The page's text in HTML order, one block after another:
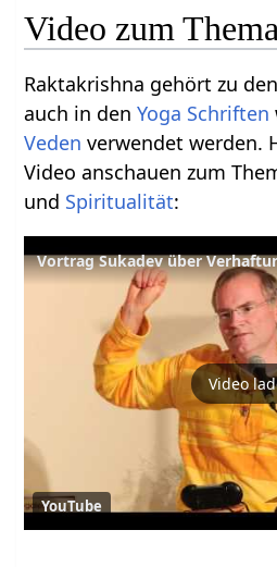
Video zum
Raktakrishna gehört zu
auch in denYoga Schriften
Veden verwendet werden.
Video anschauen zum
und Spiritualität:
Vortrag Sukadev über
Video
YouTube